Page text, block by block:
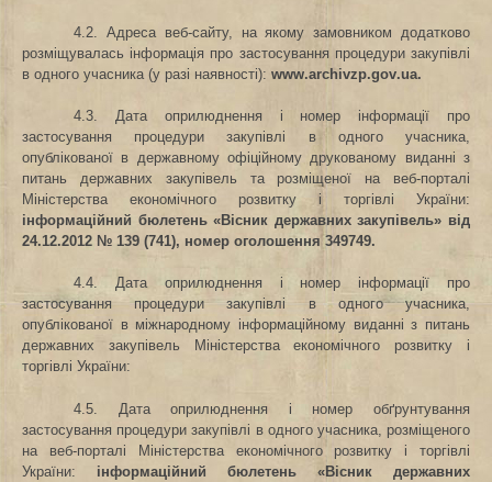
4.2. Адреса веб-сайту, на якому замовником додатково
розміщувалась інформація про застосування процедури закупівлі
в одного учасника (у разі наявності): www.archivzp.gov.ua.
4.3. Дата оприлюднення і номер інформації про
застосування процедури закупівлі в одного учасника,
опублікованої в державному офіційному друкованому виданні з
питань державних закупівель та розміщеної на веб-порталі
Міністерства економічного розвитку і торгівлі України:
інформаційний бюлетень «Вісник державних закупівель» від
24.12.2012 № 139 (741), номер оголошення 349749.
4.4. Дата оприлюднення і номер інформації про
застосування процедури закупівлі в одного учасника,
опублікованої в міжнародному інформаційному виданні з питань
державних закупівель Міністерства економічного розвитку і
торгівлі України:
4.5. Дата оприлюднення і номер обґрунтування
застосування процедури закупівлі в одного учасника, розміщеного
на веб-порталі Міністерства економічного розвитку і торгівлі
України:
інформаційний бюлетень «Вісник державних